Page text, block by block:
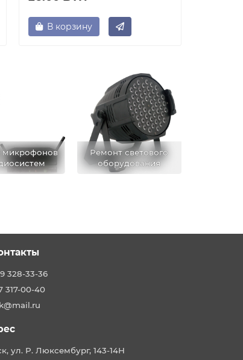
В корзину
микрофонов
Ремонт светового
оборудования
328-33-36
317-00-40
ул. Р. Люксембург, 143-14Н